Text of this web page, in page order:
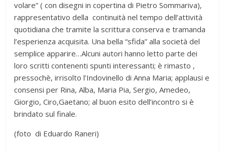
volare” ( con disegni in copertina di Pietro Sommariva),
rappresentativo della continuità nel tempo dell’attività
quotidiana che tramite la scrittura conserva e tramanda
l’esperienza acquisita. Una bella “sfida” alla società del
semplice apparire…Alcuni autori hanno letto parte dei
loro scritti contenenti spunti interessanti; è rimasto ,
pressochè, irrisolto l’Indovinello di Anna Maria; applausi e
consensi per Rina, Alba, Maria Pia,Sergio,Amedeo,
Giorgio,Ciro,Gaetano; al buon esito dell’incontro si è
brindato sul finale.
(foto di Eduardo Raneri)